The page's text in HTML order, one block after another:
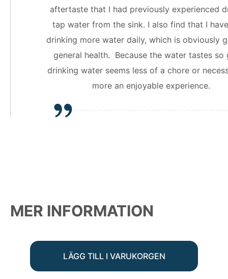
aftertaste that I had previously experienced
tap water from the sink. I also find that I
drinking more water daily, which is obviously
general health. Because the water tastes so
drinking water seems less of a chore or
more an enjoyable experience.
MER INFORMATION
LÄGG TILL I VARUKORGEN